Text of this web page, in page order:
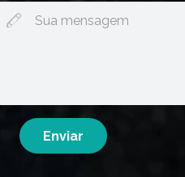
Please leave this field empty.